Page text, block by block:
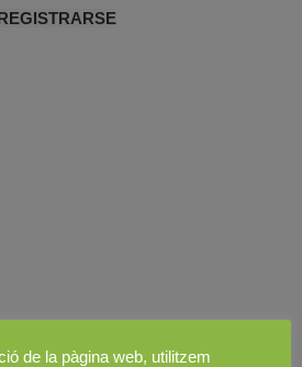
de la pàgina web, utilitzem